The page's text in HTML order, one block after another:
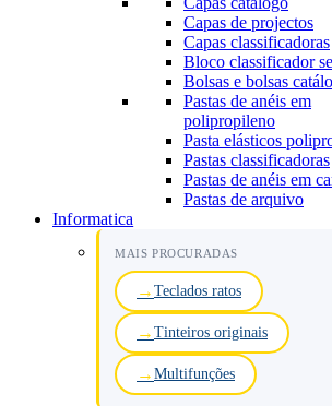
Capas de projectos
Capas classificadoras
Bloco classificador
Bolsas e bolsas
Pastas de anéis em
polipropileno
Pasta elásticos
Pastas classificadoras
Pastas de anéis em
Pastas de arquivo
Informatica
MAIS PROCURADAS
Teclados ratos
Tinteiros originais
Multifunções